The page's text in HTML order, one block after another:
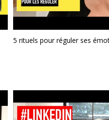
5 rituels pour réguler ses